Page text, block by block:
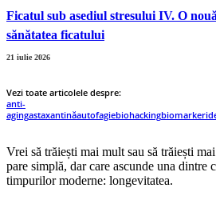
Ficatul sub asediul stresului IV. O
sănătatea ficatului
21 iulie 2026
Vezi toate articolele despre:
anti-
agingastaxantinăautofagiebiohackingbiomarkeri
Vrei să trăiești mai mult sau să trăiești
pare simplă, dar care ascunde una dintre
timpurilor moderne: longevitatea.